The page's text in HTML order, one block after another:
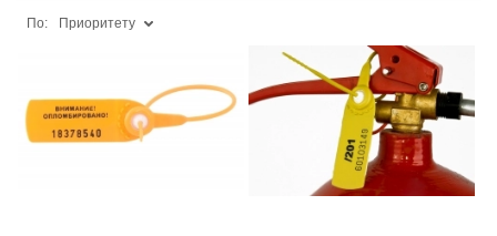
По: Приоритету